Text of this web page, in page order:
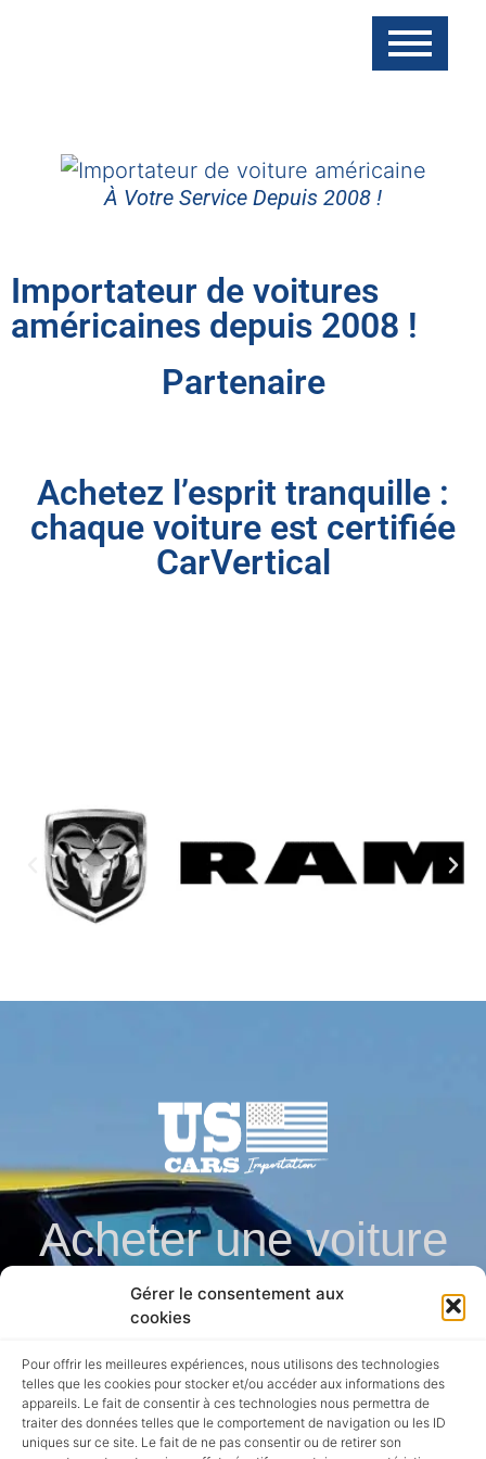
Gérer le consentement aux
cookies
Pour offrir les meilleures expériences, nous utilisons des technologies
telles que les cookies pour stocker et/ou accéder aux informations des
appareils. Le fait de consentir à ces technologies nous permettra de
traiter des données telles que le comportement de navigation ou les ID
uniques sur ce site. Le fait de ne pas consentir ou de retirer son
À Votre Service Depuis 2008 !
Importateur de voitures
américaines depuis 2008 !
Partenaire
Achetez l’esprit tranquille :
chaque voiture est certifiée
CarVertical
Acheter une voiture
en direct des usa en
toute securite